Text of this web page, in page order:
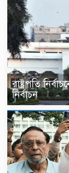
রাষ্ট্রপতি
নির্বাচন